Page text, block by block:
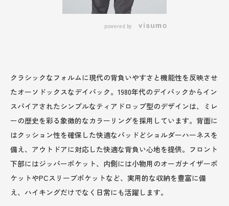
powered by
クラシックなフォルムに現代の背負いやすさと機能性を反映させ
たオーソドックスなデイパック。1980年代のデイパックからイン
スパイアされたシンプルなティアドロップ型のデザインは、ミレ
ーの歴史を彩る象徴的なカラーリングを採用しています。背面に
はクッション性を確保した快適なパッドどショルダーハーネスを
備え、アウトドアに対応した快適な背負い心地を提供。フロント
下部にはジッパーポケット、内側には小物用のオーガナイザーポ
ケットやPCスリーブポケットなど、実用的な収納を豊富に備
え、ハイキングだけでなく日常にも活躍します。